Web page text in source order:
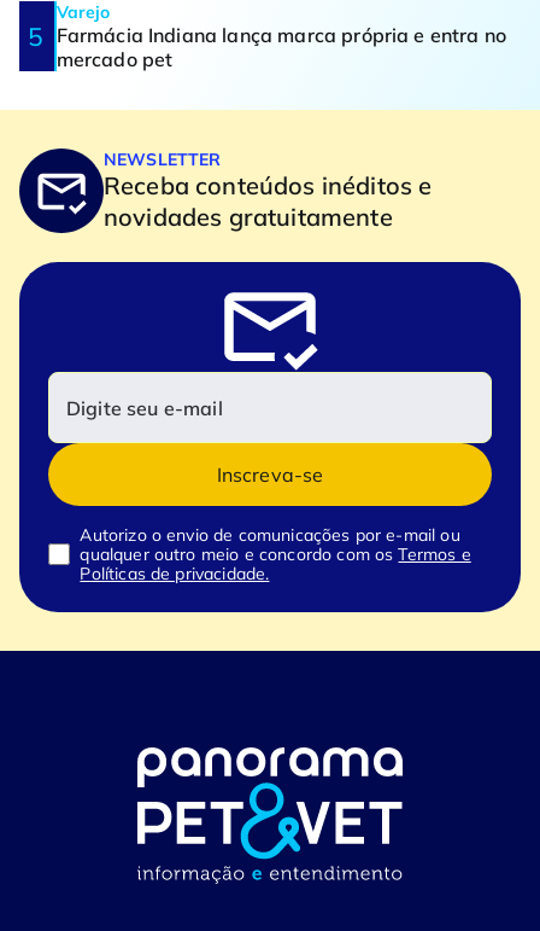
Varejo
Farmácia Indiana lança marca própria e entra no
mercado pet
NEWSLETTER
Receba conteúdos inéditos e
novidades gratuitamente
Inscreva-se
Autorizo o envio de comunicações por e-mail ou
qualquer outro meio e concordo com osTermos e
Políticas de privacidade.